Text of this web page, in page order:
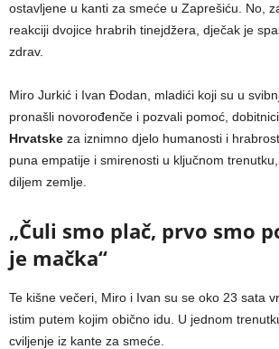
ostavljene u kanti za smeće u Zaprešiću. No,
reakciji dvojice hrabrih tinejdžera, dječak je
zdrav.
Miro Jurkić i Ivan Đodan, mladići koji su u
pronašli novorođenče i pozvali pomoć,
Hrvatske za iznimno djelo humanosti i
puna empatije i smirenosti u ključnom
diljem zemlje.
„Čuli smo plač, prvo smo
je mačka“
Te kišne večeri, Miro i Ivan su se oko 23 sata
istim putem kojim obično idu. U jednom
cviljenje iz kante za smeće.